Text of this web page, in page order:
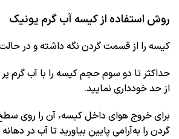
روش استفاده از کیسه آب گرم یونیک
کیسه را از قسمت گردن نگه داشته و در
حداکثر تا دو سوم حجم کیسه را با آب گرم
از حد خودداری نمایید.
برای خروج هوای داخل کیسه، آن را روی
گردن را به‌آرامی پایین بیاورید تا آب در